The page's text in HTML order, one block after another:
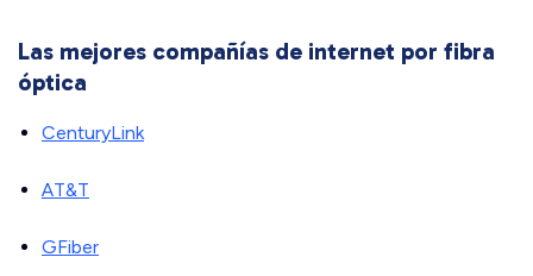
Las mejores compañías de internet por fibra
óptica
CenturyLink
AT&T
GFiber